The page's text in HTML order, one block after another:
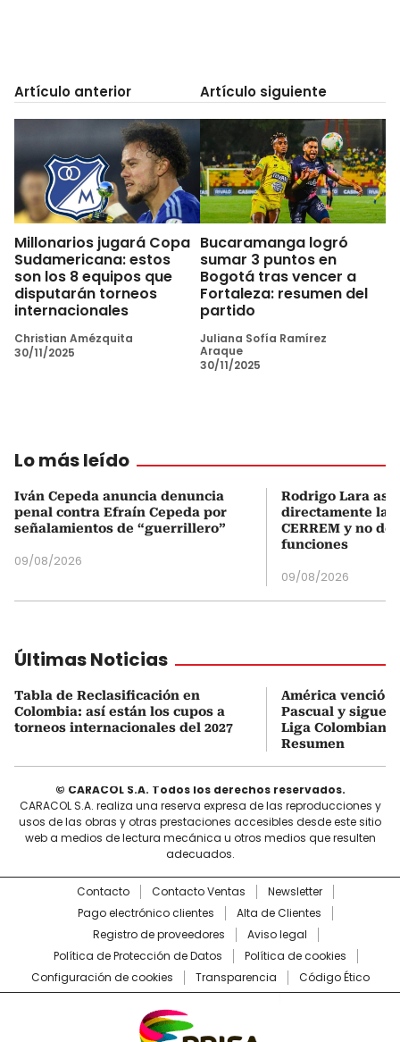
Artículo anterior
Millonarios jugará Copa
Sudamericana: estos
son los 8 equipos que
disputarán torneos
internacionales
Christian Amézquita
30/11/2025
Artículo siguiente
Bucaramanga logró
sumar 3 puntos en
Bogotá tras vencer a
Fortaleza: resumen del
partido
Juliana Sofía Ramírez
Araque
30/11/2025
Lo más leído
Iván Cepeda anuncia denuncia
penal contra Efraín Cepeda por
señalamientos de “guerrillero”
09/08/2026
Rodrigo Lara
directamente la
CERREM y no
funciones
09/08/2026
Últimas Noticias
Tabla de Reclasificación en
Colombia: así están los cupos a
torneos internacionales del 2027
América venció
Pascual y sigue
Liga Colombiana
Resumen
© CARACOL S.A. Todos los derechos reservados.
CARACOL S.A. realiza una reserva expresa de las reproducciones y
usos de las obras y otras prestaciones accesibles desde este sitio
web a medios de lectura mecánica u otros medios que resulten
adecuados.
Contacto Contacto Ventas
Newsletter
Pago electrónico clientes
Alta de Clientes
Registro de proveedores
Aviso legal
Política de Protección de Datos
Política de cookies
Configuración de cookies
Transparencia Código Ético